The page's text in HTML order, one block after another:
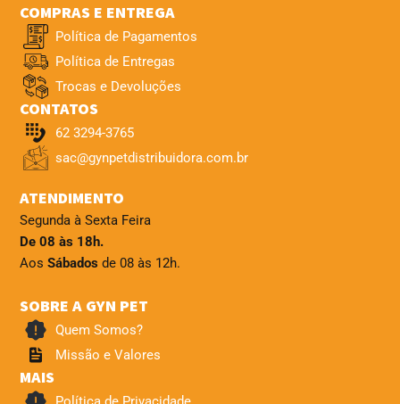
COMPRAS E ENTREGA
Política de Pagamentos
Política de Entregas
Trocas e Devoluções
CONTATOS
62 3294-3765
sac@gynpetdistribuidora.com.br
ATENDIMENTO
Segunda à Sexta Feira
De 08 às 18h.
Aos Sábados de 08 às 12h.
SOBRE A GYN PET
Quem Somos?
Missão e Valores
MAIS